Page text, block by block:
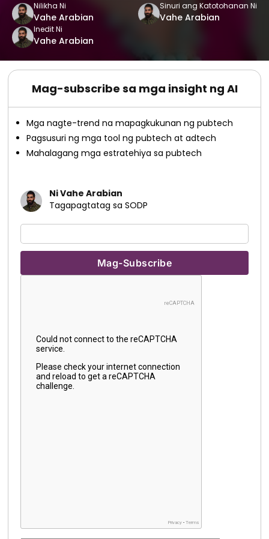
Nilikha Ni
Vahe Arabian
Sinuri ang Katotohanan Ni
Vahe Arabian
Inedit Ni
Vahe Arabian
Mag-subscribe sa mga insight ng AI
Mga nagte-trend na mapagkukunan ng pubtech
Pagsusuri ng mga tool ng pubtech at adtech
Mahalagang mga estratehiya sa pubtech
Ni Vahe Arabian
Tagapagtatag sa SODP